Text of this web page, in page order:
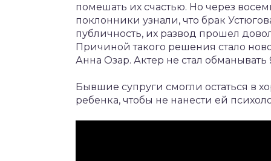
помешать их счастью. Но через
поклонники узнали, что брак
публичность, их развод прошел
Причиной такого решения стало
Анна Озар. Актер не стал
Бывшие супруги смогли остаться в
ребенка, чтобы не нанести ей